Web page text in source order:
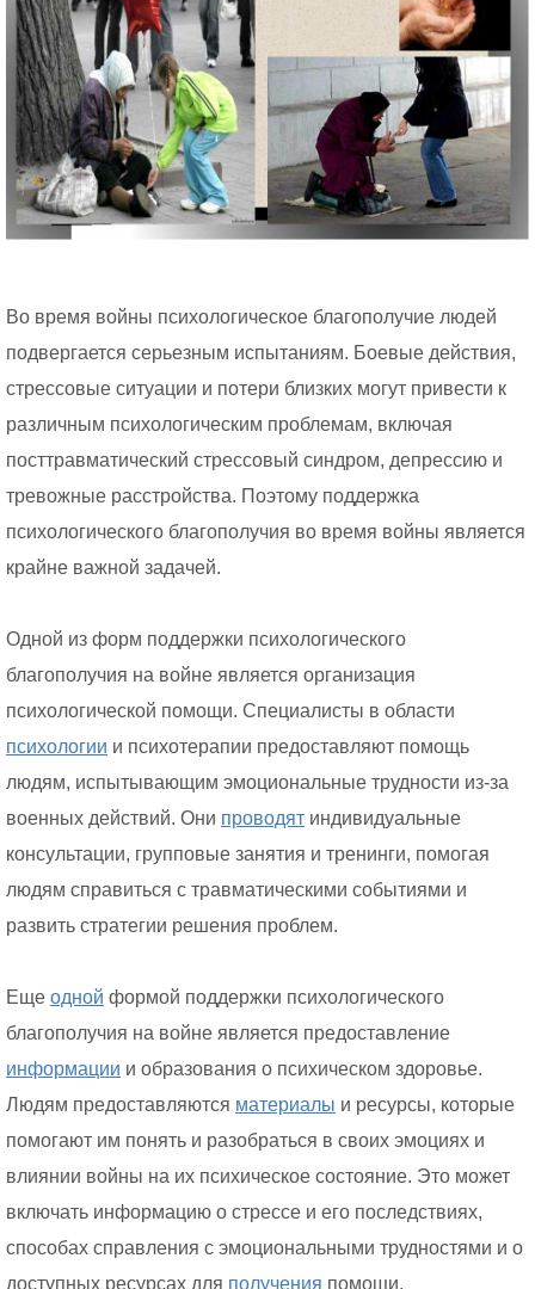
Во время войны психологическое благополучие людей
подвергается серьезным испытаниям. Боевые действия,
стрессовые ситуации и потери близких могут привести к
различным психологическим проблемам, включая
посттравматический стрессовый синдром, депрессию и
тревожные расстройства. Поэтому поддержка
психологического благополучия во время войны является
крайне важной задачей.
Одной из форм поддержки психологического
благополучия на войне является организация
психологической помощи. Специалисты в области
психологии и психотерапии предоставляют помощь
людям, испытывающим эмоциональные трудности из-за
военных действий. Они проводят индивидуальные
консультации, групповые занятия и тренинги, помогая
людям справиться с травматическими событиями и
развить стратегии решения проблем.
Еще одной формой поддержки психологического
благополучия на войне является предоставление
информации и образования о психическом здоровье.
Людям предоставляются материалы и ресурсы, которые
помогают им понять и разобраться в своих эмоциях и
влиянии войны на их психическое состояние. Это может
включать информацию о стрессе и его последствиях,
способах справления с эмоциональными трудностями и о
доступных ресурсах для получения помощи.